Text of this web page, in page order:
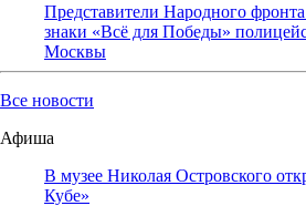
Представители Народного
знаки «Всё для Победы»
Москвы
Все новости
Афиша
В музее Николая Островского
Кубе»